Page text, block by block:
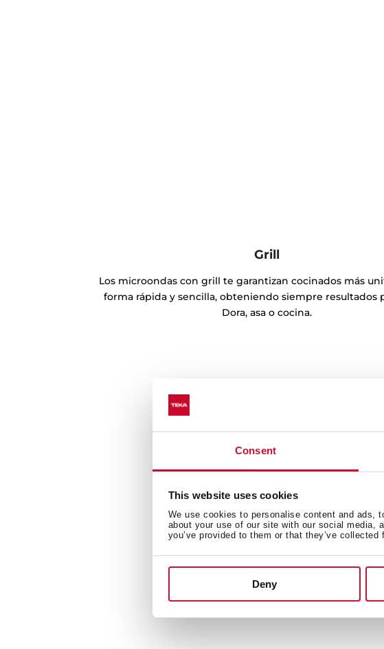
Consent
This website uses cookies
We use cookies to personalise content and ads,
about your use of our site with our social media,
you’ve provided to them or that they’ve
Deny
Grill
Los microondas con grill te garantizan cocinados más
forma rápida y sencilla, obteniendo siempre resultados
Dora, asa o cocina.